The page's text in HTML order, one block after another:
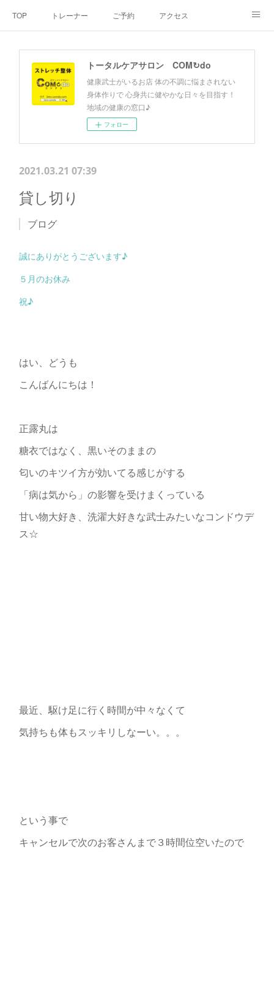
TOP トレーナー ご予約 アクセス
お客様の声
トータルケアサロン COM↻do
健康武士がいるお店 体の不調に悩まされない
身体作りで 心身共に健やかな日々を目指す！
地域の健康の窓口♪
フォロー
2021.03.21 07:39
貸し切り
ブログ
誠にありがとうございます♪
５月のお休み
祝♪
はい、どうも
こんばんにちは！
正露丸は
糖衣ではなく、黒いそのままの
匂いのキツイ方が効いてる感じがする
「病は気から」の影響を受けまくっている
甘い物大好き、洗濯大好きな武士みたいなコンドウデ
ス☆
最近、駆け足に行く時間が中々なくて
気持ちも体もスッキリしなーい。。。
という事で
キャンセルで次のお客さんまで３時間位空いたので